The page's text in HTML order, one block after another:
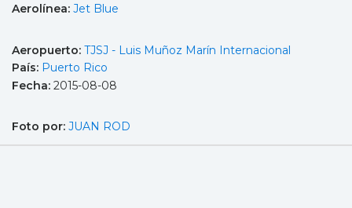
Aerolínea: Jet Blue
Aeropuerto: TJSJ - Luis Muñoz Marín Internacional
País: Puerto Rico
Fecha: 2015-08-08
Foto por: JUAN ROD